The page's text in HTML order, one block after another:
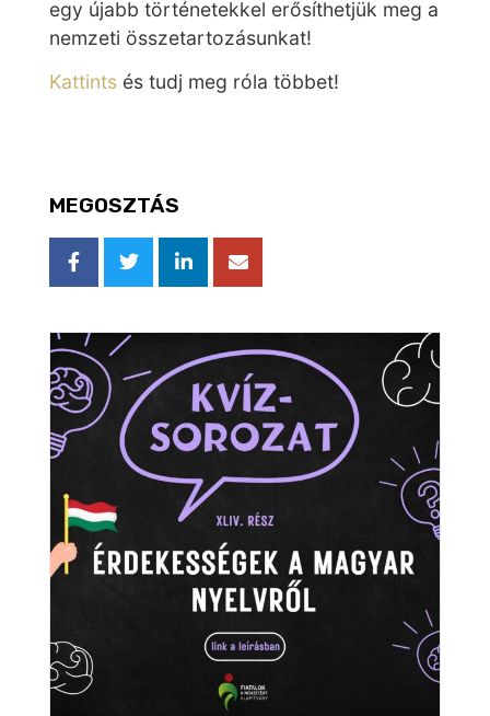
egy újabb történetekkel erősíthetjük meg a
nemzeti összetartozásunkat!
Kattints és tudj meg róla többet!
MEGOSZTÁS